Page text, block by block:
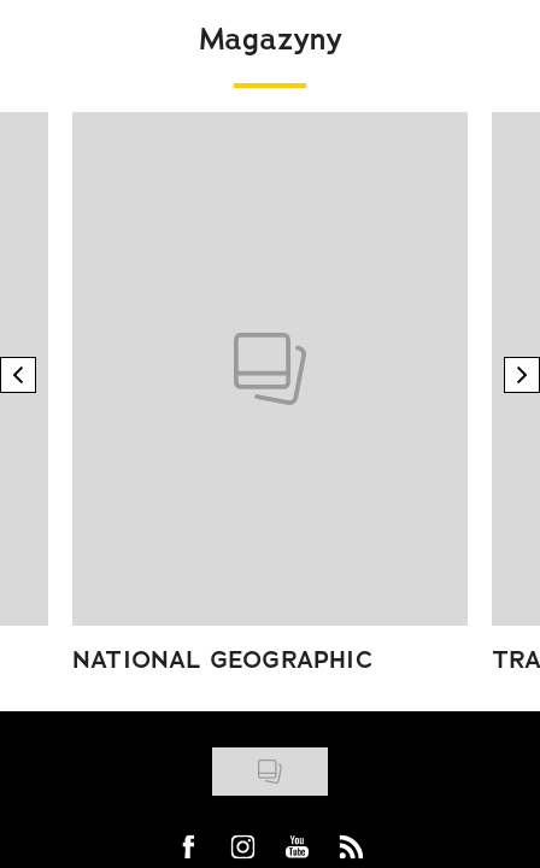
Magazyny
previous element
NATIONAL GEOGRAPHIC
Visit us on Facebook
Visit us on Instagram
Visit us on Youtube
Visit us on Rss